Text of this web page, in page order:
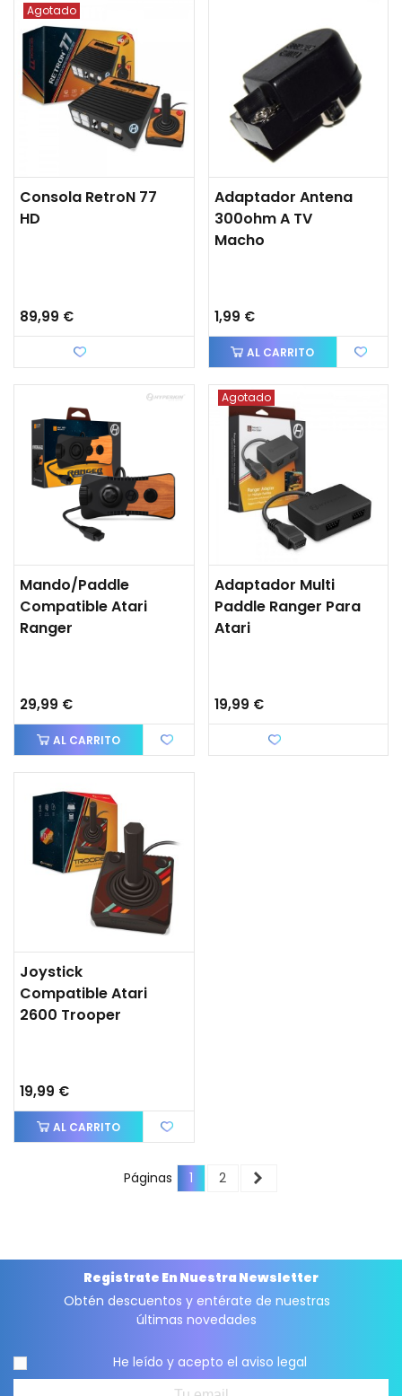
Agotado
Consola RetroN 77
HD
89,99 €
Adaptador Antena
300ohm A TV
Macho
1,99 €
AL CARRITO
Mando/Paddle
Compatible Atari
Ranger
29,99 €
AL CARRITO
Agotado
Adaptador Multi
Paddle Ranger Para
Atari
19,99 €
Joystick
Compatible Atari
2600 Trooper
19,99 €
AL CARRITO
Páginas 1 2
Registrate En Nuestra Newsletter
Obtén descuentos y entérate de nuestras
últimas novedades
He leído y acepto el aviso legal